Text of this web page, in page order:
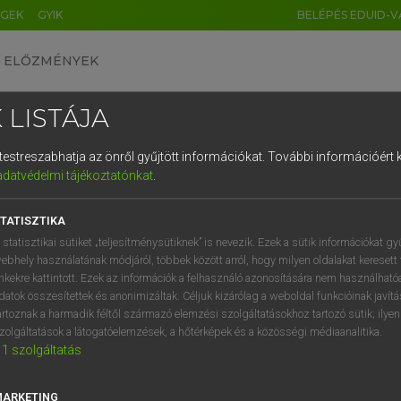
GYIK BELÉPÉS EDUID-
ELŐZMÉNYEK
szótár
VAN ELŐFIZETÉSED?
megtekintéséhez.
LISTÁJA
az önről gyűjtött információkat. További információért
tájékoztatónkat.
statisztikai sütiket „teljesítménysütiknek” is nevezik. Ezek a sütik információkat
használatának módjáról, többek között arról, hogy milyen oldalakat keresett
kattintott. Ezek az információk a felhasználó azonosítására nem
összesítettek és anonimizáltak. Céljuk kizárólag a weboldal funkcióinak
a harmadik féltől származó elemzési szolgáltatásokhoz tartozó sütik;
a látogatóelemzések, a hőtérképek és a közösségi médiaanalitika.
1 szolgáltatás
DE CN FR ES IT NL
1 2 3 4 5 6 7 8 9
q w e r t z u i
a s d f g h j k l é
í y x c v b n m , .